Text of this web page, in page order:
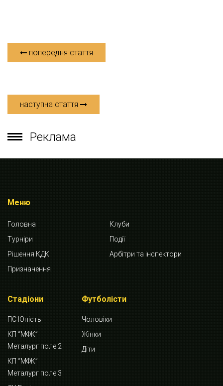
попередня стаття
наступна стаття
Реклама
Меню
Головна
Клуби
Турніри
Події
Рішення КДК
Арбітри та інспектори
Призначення
Стадіони
ПС Юність
КП “МФК”
Металург поле 2
КП “МФК”
Металург поле 3
Футболісти
Чоловіки
Жінки
Діти